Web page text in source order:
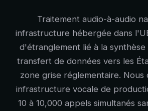
Traitement audio-à-audio
infrastructure hébergée dans
d'étranglement lié à la synthèse
transfert de données vers les
zone grise réglementaire. Nous
infrastructure vocale de
10 à 10,000 appels simultanés